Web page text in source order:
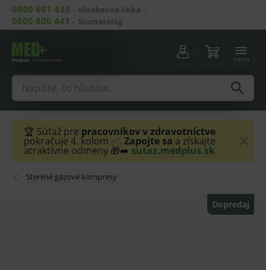
0800 601 433 – Všeobecná linka
0800 800 441 – Stomatológ
menu
🏆 Súťaž pre pracovníkov v zdravotníctve
pokračuje 4. kolom ✅. Zapojte sa a získajte
atraktívne odmeny 🎁➡️ sutaz.medplus.sk
Sterilné gázové kompresy
Dopredaj